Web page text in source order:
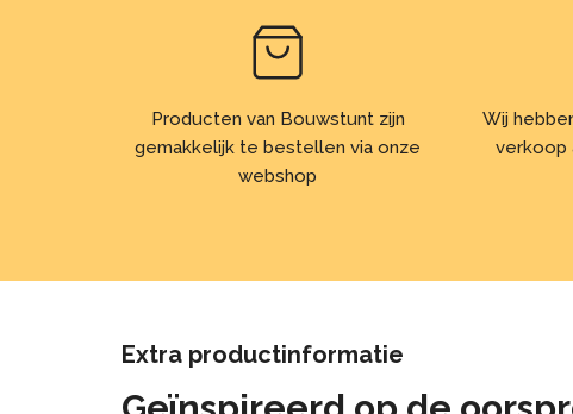
Producten van Bouwstunt zijn
gemakkelijk te bestellen via onze
webshop
Wij
verkoop
Extra productinformatie